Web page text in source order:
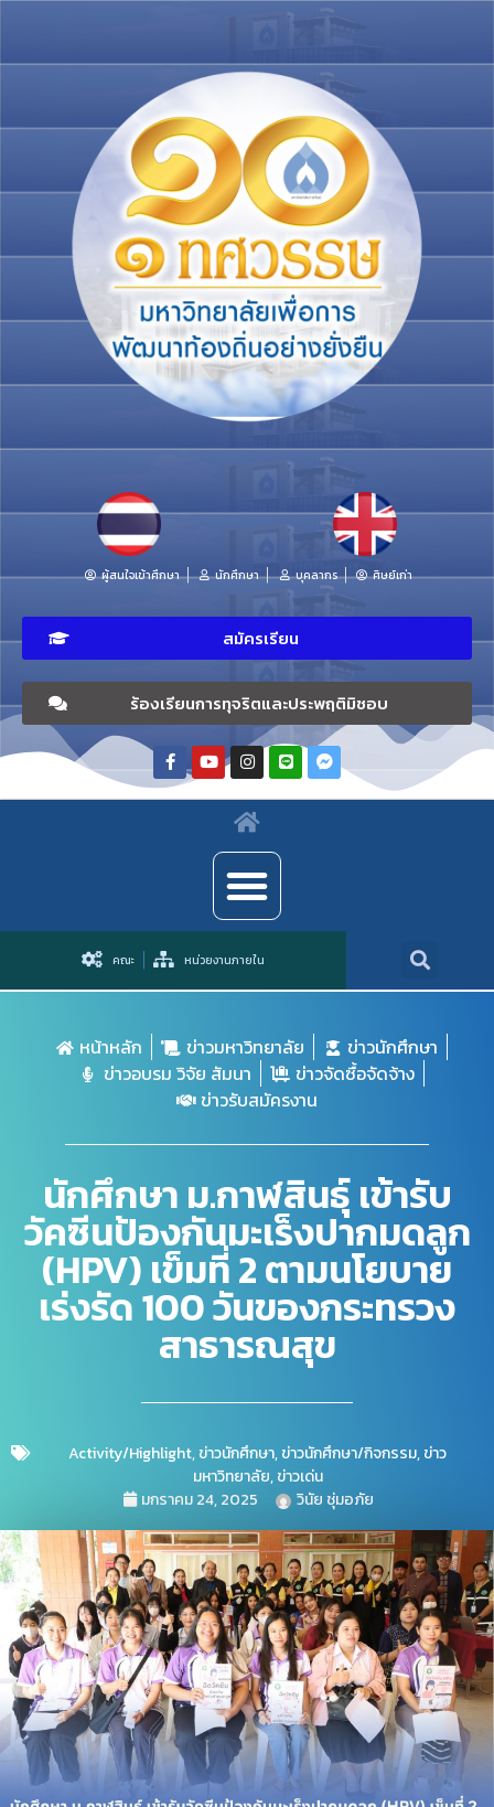
ผู้สนใจเข้าศึกษา นักศึกษา บุคลากร ศิษย์เก่า
สมัครเรียน
ร้องเรียนการทุจริตและประพฤติมิชอบ
คณะ หน่วยงานภายใน
หน้าหลัก ข่าวมหาวิทยาลัย
ข่าวนักศึกษา
ข่าวอบรม วิจัย สัมนา
ข่าวจัดซื้อจัดจ้าง
ข่าวรับสมัครงาน
นักศึกษา ม.กาฬสินธุ์ เข้ารับ
วัคซีนป้องกันมะเร็งปากมดลูก
(HPV) เข็มที่ 2 ตามนโยบาย
เร่งรัด 100 วันของกระทรวง
สาธารณสุข
Activity/Highlight,ข่าวนักศึกษา,ข่าวนักศึกษา/กิจกรรม,ข่าว
มหาวิทยาลัย,ข่าวเด่น
มกราคม 24, 2025
วินัย ชุ่มอภัย